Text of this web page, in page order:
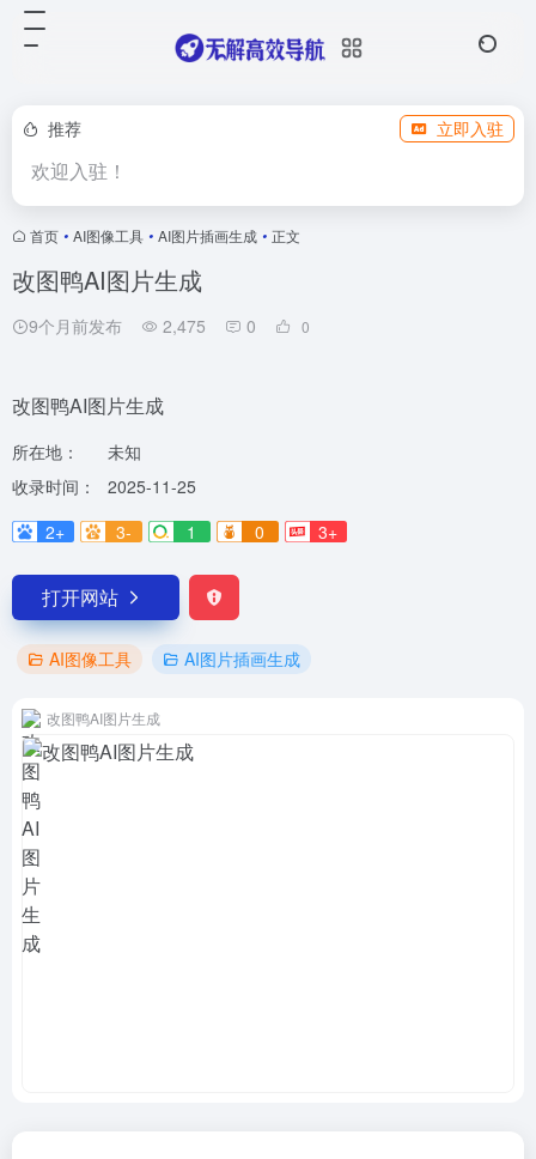
推荐 立即入驻
欢迎入驻！
首页 • AI图像工具 • AI图片插画生成 • 正文
改图鸭AI图片生成
9个月前发布 2,475 0 0
改图鸭AI图片生成
所在地：
未知
收录时间：
2025-11-25
2+
3- 1 0 3+
打开网站
AI图像工具 AI图片插画生成
改图鸭AI图片生成